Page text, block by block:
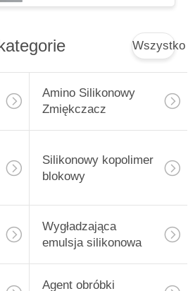
Wszystko
Amino Silikonowy
Zmiękczacz
Silikonowy kopolimer
blokowy
Wygładzająca
emulsja silikonowa
Agent obróbki